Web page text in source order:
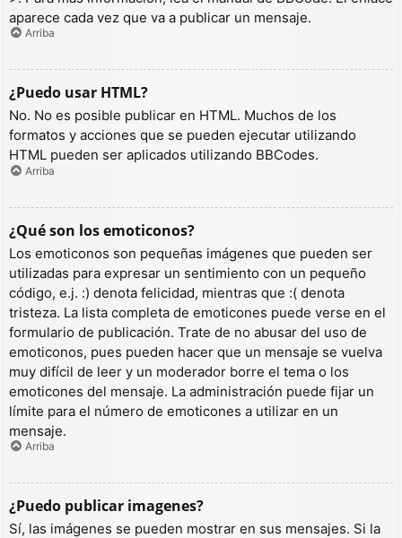
aparece cada vez que va a publicar un mensaje.
Arriba
¿Puedo usar HTML?
No. No es posible publicar en HTML. Muchos de los
formatos y acciones que se pueden ejecutar utilizando
HTML pueden ser aplicados utilizando BBCodes.
Arriba
¿Qué son los emoticonos?
Los emoticonos son pequeñas imágenes que pueden ser
utilizadas para expresar un sentimiento con un pequeño
código, e.j. :) denota felicidad, mientras que :( denota
tristeza. La lista completa de emoticones puede verse en el
formulario de publicación. Trate de no abusar del uso de
emoticonos, pues pueden hacer que un mensaje se vuelva
muy difícil de leer y un moderador borre el tema o los
emoticones del mensaje. La administración puede fijar un
límite para el número de emoticones a utilizar en un
mensaje.
Arriba
¿Puedo publicar imagenes?
Sí, las imágenes se pueden mostrar en sus mensajes. Si la